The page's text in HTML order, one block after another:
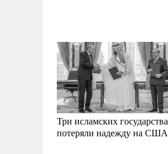
Три исламских государства
потеряли надежду на США